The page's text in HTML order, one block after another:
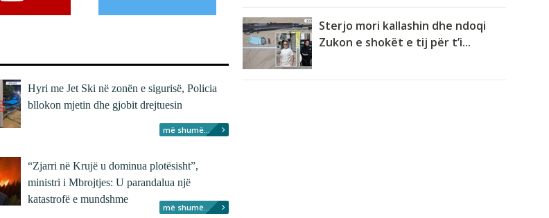
Hyri me Jet Ski në zonën e sigurisë, Policia
bllokon mjetin dhe gjobit drejtuesin
më shumë...
“Zjarri në Krujë u dominua plotësisht”,
ministri i Mbrojtjes: U parandalua një
katastrofë e mundshme
më shumë...
Sterjo mori kallashin dhe ndoqi
Zukon e shokët e tij për t’i...